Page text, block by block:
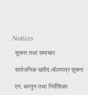
Notices
सूचना तथा समाचार
सार्वजनिक खरीद /बोलपत्र सूचना
एन, कानुन तथा निर्देशिका